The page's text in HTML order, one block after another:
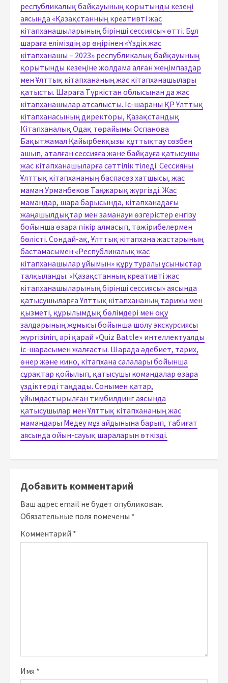
республикалық байқауының қорытынды кезеңі
аясында «Қазақстанның креативті жас
кітапханашыларының бірінші сессиясы» өтті. Бұл
шараға еліміздің әр өңірінен «Үздік жас
кітапханашы – 2023» республикалық байқауының
қорытынды кезеңіне жолдама алған жеңімпаздар
мен Ұлттық кітапхананың жас кітапханашылары
қатысты. Шараға Түркістан облысынан да жас
кітапханашылар атсалысты. Іс-шараны ҚР Ұлттық
кітапханасының директоры, Қазақстандық
Кітапханалық Одақ төрайымы Оспанова
Бақытжамал Қайырбекқызы құттықтау сөзбен
ашып, аталған сессияға және байқауға қатысушы
жас кітапханашыларға сәттілік тіледі. Сессияны
Ұлттық кітапхананың баспасөз хатшысы, жас
маман Урманбеков Таңжарық жүргізді. Жас
мамандар, шара барысында, кітапханадағы
жаңашылдықтар мен заманауи өзгерістер енгізу
бойынша өзара пікір алмасып, тәжірибелермен
бөлісті. Сондай-ақ, Ұлттық кітапхана жастарының
бастамасымен «Республикалық жас
кітапханашылар ұйымын» құру туралы ұсыныстар
талқыланды. «Қазақстанның креативті жас
кітапханашыларының бірінші сессиясы» аясында
қатысушыларға Ұлттық кітапхананың тарихы мен
қызметі, құрылымдық бөлімдері мен оқу
залдарының жұмысы бойынша шолу экскурсиясы
жүргізіліп, әрі қарай «Quiz Battle» интеллектуалды
іс-шарасымен жалғасты. Шарада әдебиет, тарих,
өнер және кино, кітапхана салалары бойынша
сұрақтар қойылып, қатысушы командалар өзара
үздіктерді таңдады. Сонымен қатар,
ұйымдастырылған тимбилдинг аясында
қатысушылар мен Ұлттық кітапхананың жас
мамандары Медеу мұз айдынына барып, табиғат
аясында ойын-сауық шараларын өткізді.
Добавить комментарий
Ваш адрес email не будет опубликован.
Обязательные поля помечены *
Комментарий *
Имя *